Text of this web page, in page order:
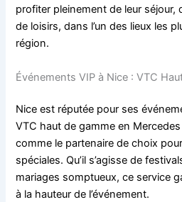
profiter pleinement de leur séjour,
de loisirs, dans l’un des lieux les
région.
Événements VIP à Nice : VTC
Nice est réputée pour ses
VTC haut de gamme en
comme le partenaire de choix
spéciales. Qu’il s’agisse de
mariages somptueux, ce service
à la hauteur de l’événement.